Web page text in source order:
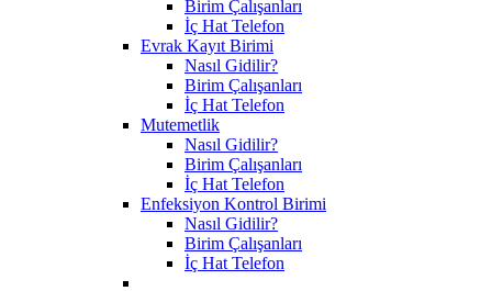
Birim Çalışanları
İç Hat Telefon
Evrak Kayıt Birimi
Nasıl Gidilir?
Birim Çalışanları
İç Hat Telefon
Mutemetlik
Nasıl Gidilir?
Birim Çalışanları
İç Hat Telefon
Enfeksiyon Kontrol Birimi
Nasıl Gidilir?
Birim Çalışanları
İç Hat Telefon